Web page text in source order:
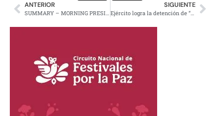
ANTERIOR
SUMMARY – MORNING PRESIDENTIAL PRESS CONFERENCE – TUESDASY, JULY 9, 2024
SIGUIENTE
Ejército logra la detención de “El R8”; era el jefe de escoltas del hermano del “Chapo” Guzmán